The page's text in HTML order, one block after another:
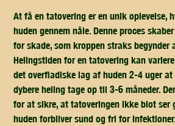
At få en tatovering er en unik oplevelse,
huden gennem nåle. Denne proces
for skade, som kroppen straks begynder
Helingstiden for en tatovering kan
det overfladiske lag af huden 2-4 uger at
dybere heling tage op til 3-6 måneder.
for at sikre, at tatoveringen ikke blot ser
huden forbliver sund og fri for infektioner.